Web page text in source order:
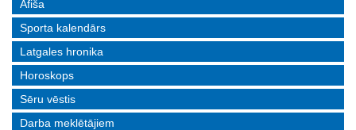
Afiša
Sporta kalendārs
Latgales hronika
Horoskops
Sēru vēstis
Darba meklētājiem